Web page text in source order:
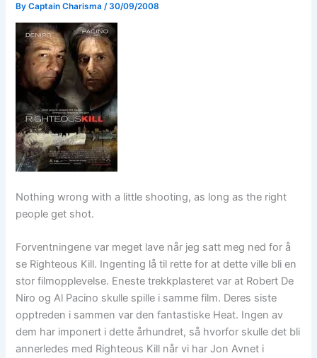
ByCaptain Charisma /30/09/2008
Nothing wrong with a little shooting, as long as the right
people get shot.
Forventningene var meget lave når jeg satt meg ned for å
se Righteous Kill. Ingenting lå til rette for at dette ville bli en
stor filmopplevelse. Eneste trekkplasteret var at Robert De
Niro og Al Pacino skulle spille i samme film. Deres siste
opptreden i sammen var den fantastiske Heat. Ingen av
dem har imponert i dette århundret, så hvorfor skulle det bli
annerledes med Righteous Kill når vi har Jon Avnet i